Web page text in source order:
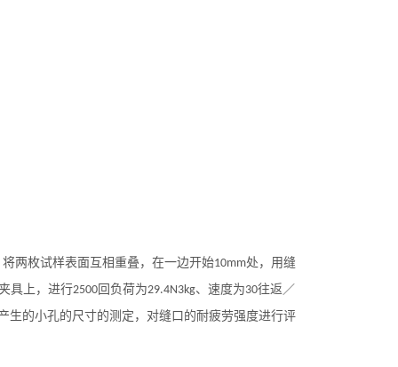
两枚试样表面互相重叠，在一边开始10mm处，用缝
具上，进行2500回负荷为29.4N3kg、速度为30往返／
生的小孔的尺寸的测定，对缝口的耐疲劳强度进行评